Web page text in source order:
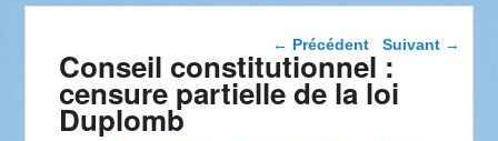
Navigation dans les
← Précédent Suivant →
Conseil constitutionnel :
censure partielle de la loi
Duplomb